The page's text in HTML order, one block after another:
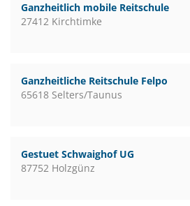
Ganzheitlich mobile Reitschule
27412 Kirchtimke
Ganzheitliche Reitschule Felpo
65618 Selters/Taunus
Gestuet Schwaighof UG
87752 Holzgünz